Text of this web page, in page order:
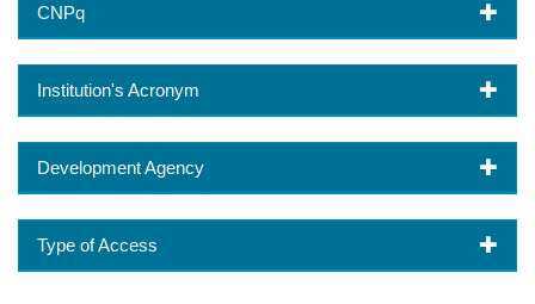
CNPq
Institution's Acronym
Development Agency
Type of Access